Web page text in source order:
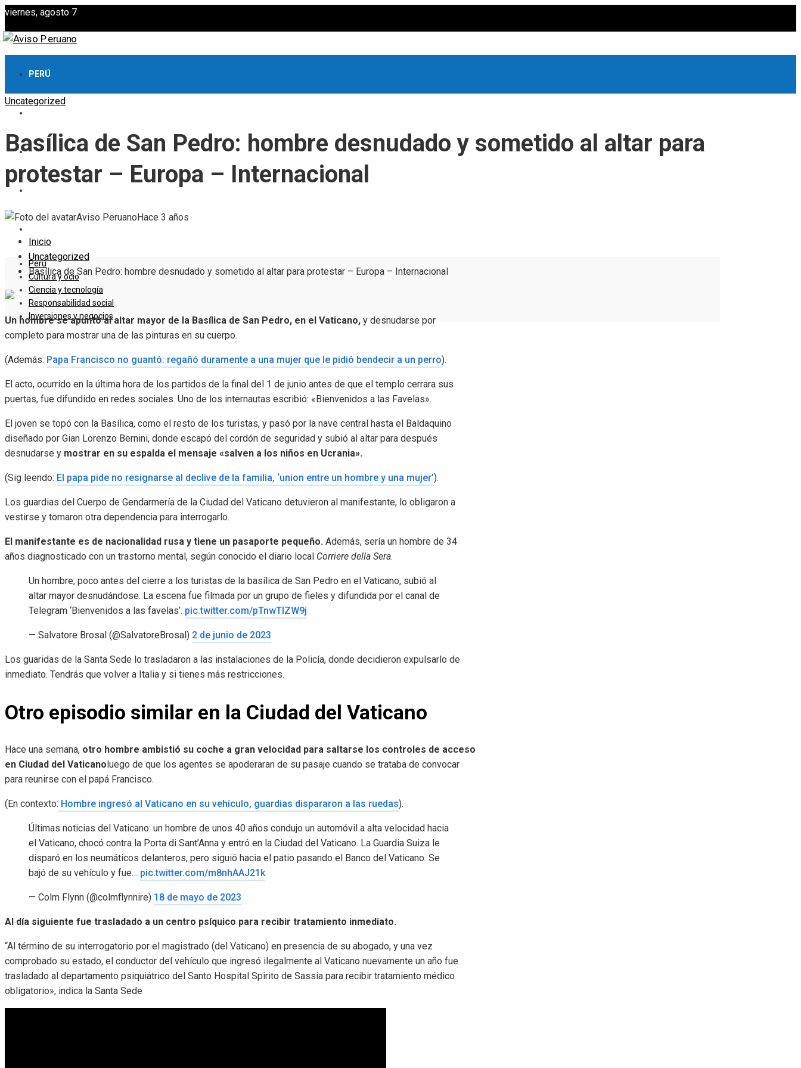
viernes, agosto 7
PERÚ
CIENCIA Y TECNOLOGÍA
Perú
Cultura y ocio
Ciencia y tecnología
Responsabilidad social
Inversiones y negocios
Uncategorized
Basílica de San Pedro: hombre desnudado y sometido al altar para
protestar – Europa – Internacional
Aviso Peruano Hace 3 años
Inicio
Uncategorized
Basílica de San Pedro: hombre desnudado y sometido al altar para protestar – Europa – Internacional
Un hombre se apuntó al altar mayor de la Basílica de San Pedro, en el Vaticano, y desnudarse por
completo para mostrar una de las pinturas en su cuerpo.
(Además: Papa Francisco no guantó: regañó duramente a una mujer que le pidió bendecir a un perro).
El acto, ocurrido en la última hora de los partidos de la final del 1 de junio antes de que el templo cerrara sus
puertas, fue difundido en redes sociales. Uno de los internautas escribió: «Bienvenidos a las Favelas».
El joven se topó con la Basílica, como el resto de los turistas, y pasó por la nave central hasta el Baldaquino
diseñado por Gian Lorenzo Bernini, donde escapó del cordón de seguridad y subió al altar para después
desnudarse y mostrar en su espalda el mensaje «salven a los niños en Ucrania».
(Sig leendo: El papa pide no resignarse al declive de la familia, ‘union entre un hombre y una mujer’).
Los guardias del Cuerpo de Gendarmería de la Ciudad del Vaticano detuvieron al manifestante, lo obligaron a
vestirse y tomaron otra dependencia para interrogarlo.
El manifestante es de nacionalidad rusa y tiene un pasaporte pequeño. Además, sería un hombre de 34
años diagnosticado con un trastorno mental, según conocido el diario local Corriere della Sera.
Un hombre, poco antes del cierre a los turistas de la basílica de San Pedro en el Vaticano, subió al
altar mayor desnudándose. La escena fue filmada por un grupo de fieles y difundida por el canal de
Telegram ‘Bienvenidos a las favelas’. pic.twitter.com/pTnwTlZW9j
— Salvatore Brosal (@SalvatoreBrosal) 2 de junio de 2023
Los guaridas de la Santa Sede lo trasladaron a las instalaciones de la Policía, donde decidieron expulsarlo de
inmediato. Tendrás que volver a Italia y si tienes más restricciones.
Otro episodio similar en la Ciudad del Vaticano
Hace una semana, otro hombre ambistió su coche a gran velocidad para saltarse los controles de acceso
en Ciudad del Vaticanoluego de que los agentes se apoderaran de su pasaje cuando se trataba de convocar
para reunirse con el papá Francisco.
(En contexto: Hombre ingresó al Vaticano en su vehículo, guardias dispararon a las ruedas).
Últimas noticias del Vaticano: un hombre de unos 40 años condujo un automóvil a alta velocidad hacia
el Vaticano, chocó contra la Porta di Sant’Anna y entró en la Ciudad del Vaticano. La Guardia Suiza le
disparó en los neumáticos delanteros, pero siguió hacia el patio pasando el Banco del Vaticano. Se
bajó de su vehículo y fue… pic.twitter.com/m8nhAAJ21k
— Colm Flynn (@colmflynnire) 18 de mayo de 2023
Al día siguiente fue trasladado a un centro psíquico para recibir tratamiento inmediato.
“Al término de su interrogatorio por el magistrado (del Vaticano) en presencia de su abogado, y una vez
comprobado su estado, el conductor del vehículo que ingresó ilegalmente al Vaticano nuevamente un año fue
trasladado al departamento psiquiátrico del Santo Hospital Spirito de Sassia para recibir tratamiento médico
obligatorio», indica la Santa Sede